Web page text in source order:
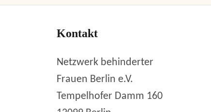
Kontakt
Netzwerk behinderter
Frauen Berlin e.V.
Tempelhofer Damm 160